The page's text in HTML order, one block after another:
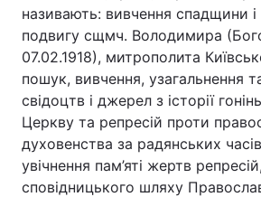
називають: вивчення спадщини
подвигу сщмч. Володимира
07.02.1918), митрополита
пошук, вивчення, узагальнення
свідоцтв і джерел з історії
Церкву та репресій проти
духовенства за радянських
увічнення пам’яті жертв
сповідницького шляху